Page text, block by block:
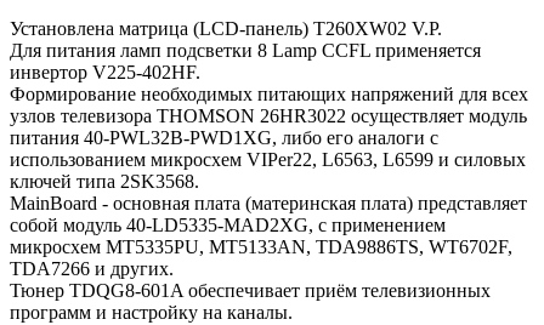
Установлена матрица (LCD-панель) T260XW02 V.P.
Для питания ламп подсветки 8 Lamp CCFL применяется
инвертор V225-402HF.
Формирование необходимых питающих напряжений для всех
узлов телевизора THOMSON 26HR3022 осуществляет модуль
питания 40-PWL32B-PWD1XG, либо его аналоги c
использованием микросхем VIPer22, L6563, L6599 и силовых
ключей типа 2SK3568.
MainBoard - основная плата (материнская плата) представляет
собой модуль 40-LD5335-MAD2XG, с применением
микросхем MT5335PU, MT5133AN, TDA9886TS, WT6702F,
TDA7266 и других.
Тюнер TDQG8-601A обеспечивает приём телевизионных
программ и настройку на каналы.